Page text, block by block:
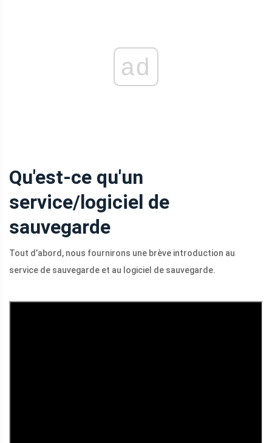
ad
Qu'est-ce qu'un
service/logiciel de
sauvegarde
Tout d’abord, nous fournirons une brève introduction au
service de sauvegarde et au logiciel de sauvegarde.